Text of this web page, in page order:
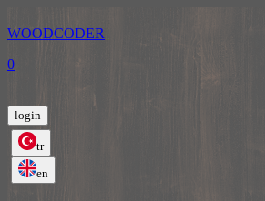
WOODCODER
0
login
tr
en